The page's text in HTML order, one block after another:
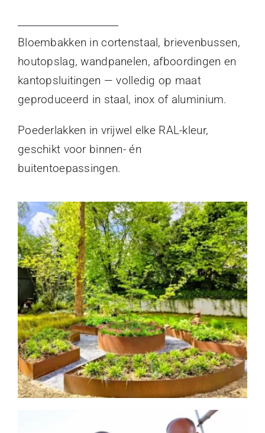
Bloembakken in cortenstaal, brievenbussen,
houtopslag, wandpanelen, afboordingen en
kantopsluitingen — volledig op maat
geproduceerd in staal, inox of aluminium.
Poederlakken in vrijwel elke RAL-kleur,
geschikt voor binnen- én
buitentoepassingen.